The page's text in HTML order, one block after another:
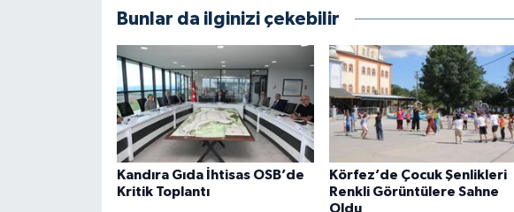
Bunlar da ilginizi çekebilir
Kandıra Gıda İhtisas OSB’de
Kritik Toplantı
Körfez’de Çocuk Şenlikleri
Renkli Görüntülere Sahne
Oldu